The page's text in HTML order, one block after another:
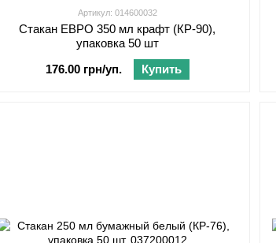
Артикул: 014600032
Стакан ЕВРО 350 мл крафт (КР-90),
упаковка 50 шт
176.00 грн/уп.
Купить